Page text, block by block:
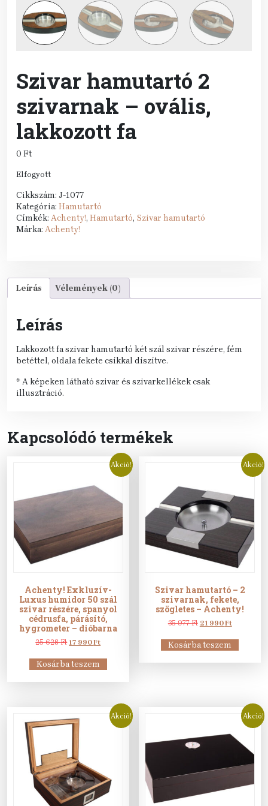
Szivar hamutartó 2
szivarnak – ovális,
lakkozott fa
0 Ft
Elfogyott
Cikkszám: J-1077
Kategória: Hamutartó
Címkék: Achenty!, Hamutartó, Szivar hamutartó
Márka: Achenty!
Leírás Vélemények (0)
Leírás
Lakkozott fa szivar hamutartó két szál szivar részére, fém
betéttel, oldala fekete csíkkal díszítve.
* A képeken látható szivar és szivarkellékek csak
illusztráció.
Kapcsolódó termékek
Akció!
Achenty! Exkluzív-
Luxus humidor 50 szál
szivar részére, spanyol
cédrusfa, párásító,
hygrometer – dióbarna
25 628Ft Original
was:
25
17 990FtCurrent
is:
17
Kosárba teszem
Akció!
Szivar hamutartó – 2
szivarnak, fekete,
szögletes – Achenty!
35 977Ft Original
was:
35
21 990FtCurrent
is:
21
Kosárba teszem
Akció! Akció!